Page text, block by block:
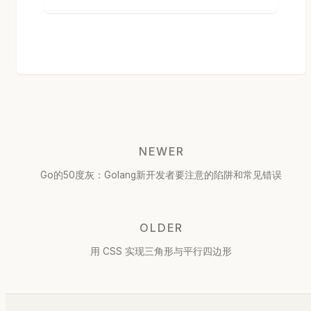
NEWER
Go的50度灰：Golang新开发者要注意的陷阱和常见错误
OLDER
用 CSS 实现三角形与平行四边形